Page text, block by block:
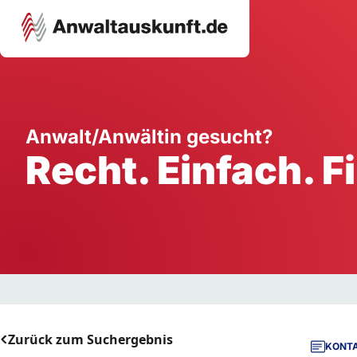
Ausbildung
Handwerk
Dienstleistung
Anwalt/Anwältin gesucht?
Recht. Einfach.
Zurück zum Suchergebnis